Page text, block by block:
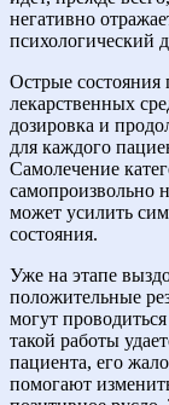
негативно
психологический
Острые состояния
лекарственных
дозировка и
для каждого
Самолечение
самопроизвольно
может усилить
состояния.
Уже на этапе
положительные
могут
такой работы
пациента, его
помогают